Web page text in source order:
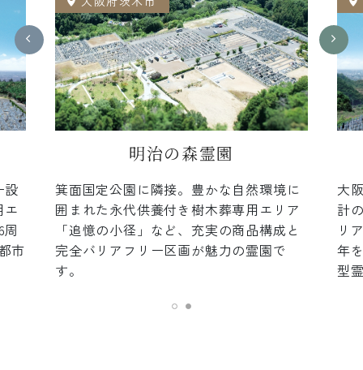
設
エ
市
明治の森霊園
箕面国定公園に隣接。豊かな自然環境に
囲まれた永代供養付き樹木葬専用エリア
「追憶の小径」など、充実の商品構成と
完全バリアフリー区画が魅力の霊園で
す。
大
計
リ
年
型